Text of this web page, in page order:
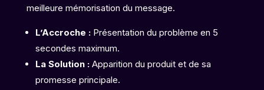
meilleure mémorisation du message.
L’Accroche :Présentation du problème en 5
secondes maximum.
La Solution :Apparition du produit et de sa
promesse principale.